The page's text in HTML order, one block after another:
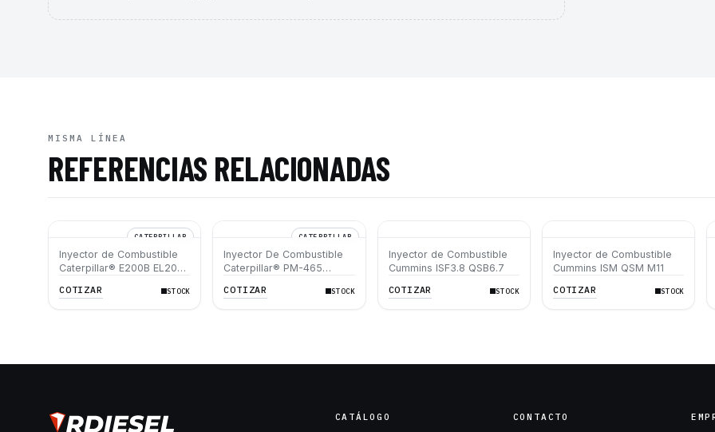
MISMA LÍNEA
REFERENCIAS RELACIONADAS
CATERPILLAR
Inyector de Combustible
Caterpillar® E200B EL200B
COTIZAR STOCK
CATERPILLAR
Inyector De Combustible
Caterpillar® PM-465
RM-350 SM-350
COTIZAR STOCK
Inyector de Combustible
Cummins ISF3.8 QSB6.7
COTIZAR
STOCK
Inyector de Combustible
Cummins ISM QSM M11
COTIZAR
STOCK
CATÁLOGO CONTACTO